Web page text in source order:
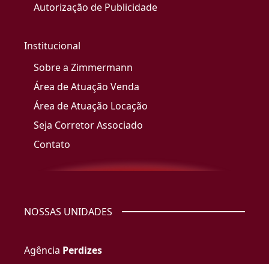
Autorização de Publicidade
Institucional
Sobre a Zimmermann
Área de Atuação Venda
Área de Atuação Locação
Seja Corretor Associado
Contato
NOSSAS UNIDADES
Agência Perdizes